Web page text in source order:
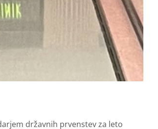
državnih prvenstev za leto